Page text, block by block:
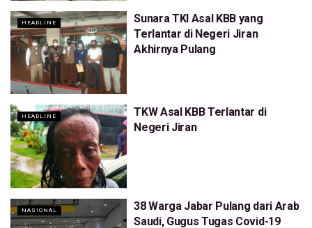
HEADLINE
Sunara TKI Asal KBB yang
Terlantar di Negeri Jiran
Akhirnya Pulang
HEADLINE
TKW Asal KBB Terlantar di
Negeri Jiran
NASIONAL
38 Warga Jabar Pulang dari Arab
Saudi, Gugus Tugas Covid-19